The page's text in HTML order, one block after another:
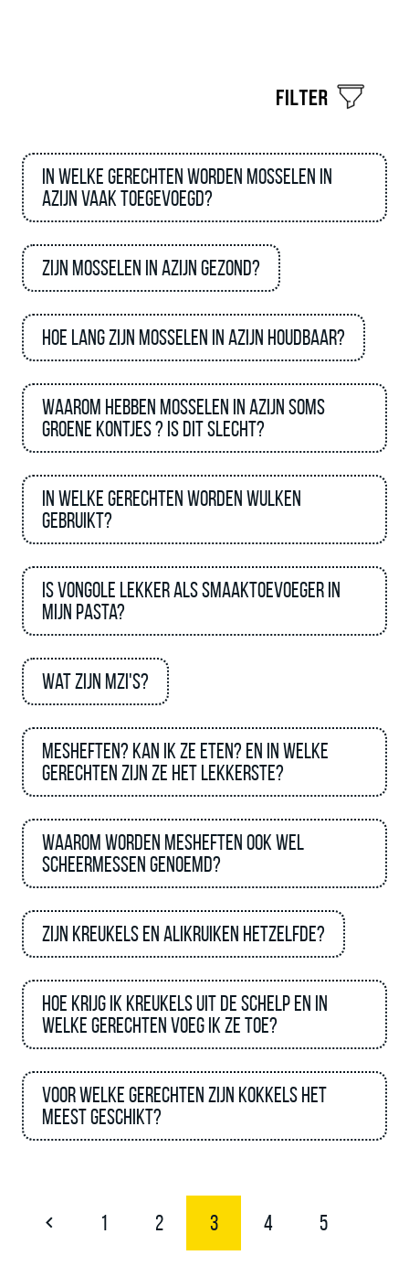
In welke gerechten worden mosselen in
azijn vaak toegevoegd?
Zijn mosselen in azijn gezond?
Hoe lang zijn mosselen in azijn houdbaar?
Waarom hebben mosselen in azijn soms
groene kontjes ? Is dit slecht?
In welke gerechten worden Wulken
gebruikt?
Is vongole lekker als smaaktoevoeger in
mijn pasta?
Wat zijn MZI's?
Mesheften? Kan ik ze eten? en in welke
gerechten zijn ze het lekkerste?
Waarom worden mesheften ook wel
scheermessen genoemd?
Zijn kreukels en alikruiken hetzelfde?
Hoe krijg ik kreukels uit de schelp en in
welke gerechten voeg ik ze toe?
Voor welke gerechten zijn kokkels het
meest geschikt?
1 2 3 4 5